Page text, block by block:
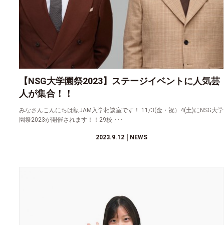
【NSG大学園祭2023】ステージイベントに人気芸
人が集合！！
みなさんこんにちは🙋JAM入学相談室です！ 11/3(金・祝）4(土)にNSG大学
園祭2023が開催されます！！29校 ･･･
2023.9.12│NEWS